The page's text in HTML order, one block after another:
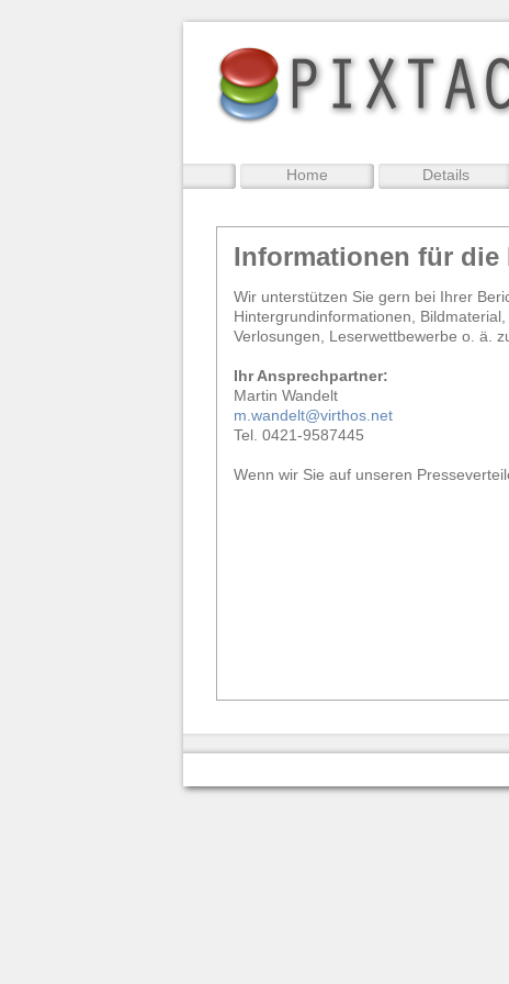
Home Details
Informationen für die
Wir unterstützen Sie gern bei Ihrer
Hintergrundinformationen,
Verlosungen, Leserwettbewerbe o. ä.
Ihr Ansprechpartner:
Martin Wandelt
m.wandelt@virthos.net
Tel. 0421-9587445
Wenn wir Sie auf unseren